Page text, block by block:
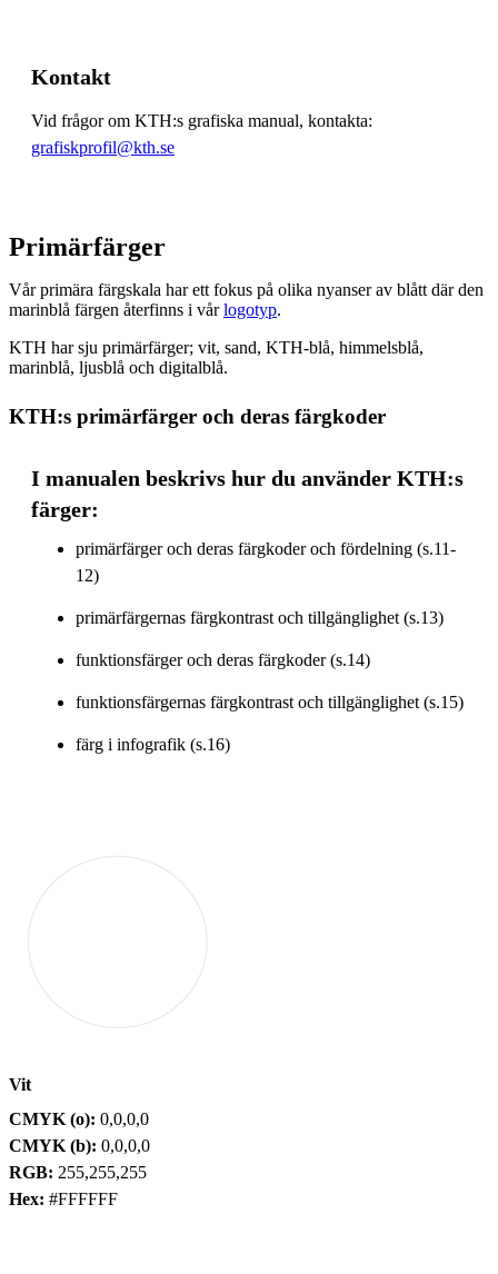
Kontakt
Vid frågor om KTH:s grafiska manual, kontakta:
grafiskprofil@kth.se
Primärfärger
Vår primära färgskala har ett fokus på olika nyanser av blått där den
marinblå färgen återfinns i vårlogotyp.
KTH har sju primärfärger; vit, sand, KTH-blå, himmelsblå,
marinblå, ljusblå och digitalblå.
KTH:s primärfärger och deras färgkoder
I manualen beskrivs hur du använder KTH:s
färger:
primärfärger och deras färgkoder och fördelning (s.11-
12)
primärfärgernas färgkontrast och tillgänglighet (s.13)
funktionsfärger och deras färgkoder (s.14)
funktionsfärgernas färgkontrast och tillgänglighet (s.15)
färg i infografik (s.16)
Vit
CMYK (o): 0,0,0,0
CMYK (b): 0,0,0,0
RGB: 255,255,255
Hex: #FFFFFF